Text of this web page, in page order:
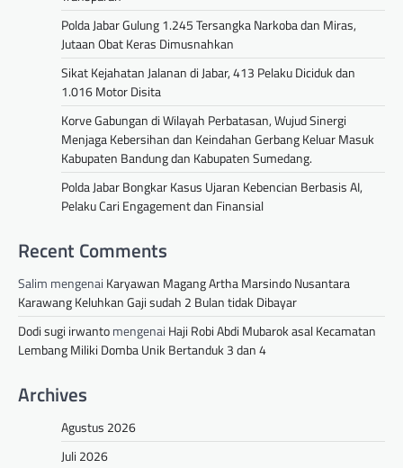
Polda Jabar Gulung 1.245 Tersangka Narkoba dan Miras,
Jutaan Obat Keras Dimusnahkan
Sikat Kejahatan Jalanan di Jabar, 413 Pelaku Diciduk dan
1.016 Motor Disita
Korve Gabungan di Wilayah Perbatasan, Wujud Sinergi
Menjaga Kebersihan dan Keindahan Gerbang Keluar Masuk
Kabupaten Bandung dan Kabupaten Sumedang.
Polda Jabar Bongkar Kasus Ujaran Kebencian Berbasis AI,
Pelaku Cari Engagement dan Finansial
Recent Comments
Salim mengenai Karyawan Magang Artha Marsindo Nusantara
Karawang Keluhkan Gaji sudah 2 Bulan tidak Dibayar
Dodi sugi irwantomengenai Haji Robi Abdi Mubarok asal Kecamatan
Lembang Miliki Domba Unik Bertanduk 3 dan 4
Archives
Agustus 2026
Juli 2026